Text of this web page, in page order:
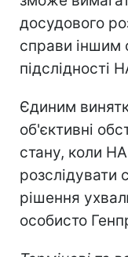
досудового
справи іншим
підслідності
Єдиним
об'єктивні
стану, коли
розслідувати
рішення
особисто